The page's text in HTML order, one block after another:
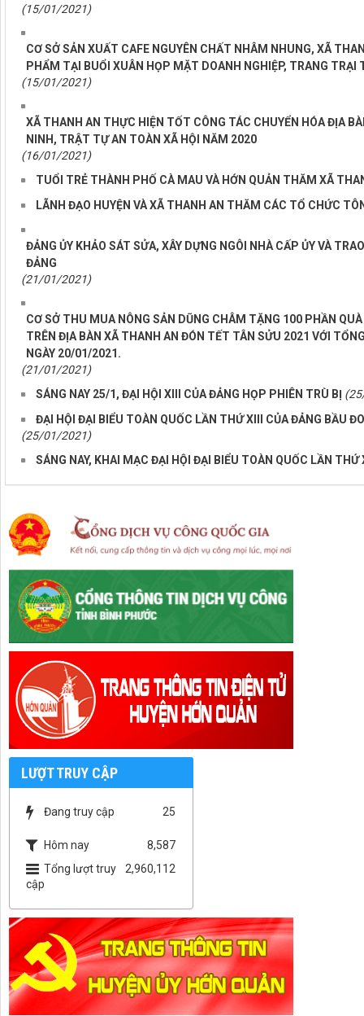
(15/01/2021)
CƠ SỞ SẢN XUẤT CAFE NGUYÊN CHẤT NHÂM NHUNG, XÃ
PHẨM TẠI BUỔI XUÂN HỌP MẶT DOANH NGHIỆP, TRANG TRẠI
(15/01/2021)
XÃ THANH AN THỰC HIỆN TỐT CÔNG TÁC CHUYỂN HÓA ĐỊA
NINH, TRẬT TỰ AN TOÀN XÃ HỘI NĂM 2020
(16/01/2021)
TUỔI TRẺ THÀNH PHỐ CÀ MAU VÀ HỚN QUẢN THĂM XÃ
LÃNH ĐẠO HUYỆN VÀ XÃ THANH AN THĂM CÁC TỔ CHỨC
ĐẢNG ỦY KHẢO SÁT SỬA, XÂY DỰNG NGÔI NHÀ CẤP ỦY VÀ
ĐẢNG
(21/01/2021)
CƠ SỞ THU MUA NÔNG SẢN DŨNG CHÂM TẶNG 100 PHẦN
TRÊN ĐỊA BÀN XÃ THANH AN ĐÓN TẾT TÂN SỬU 2021 VỚI
NGÀY 20/01/2021.
(21/01/2021)
SÁNG NAY 25/1, ĐẠI HỘI XIII CỦA ĐẢNG HỌP PHIÊN TRÙ BỊ
ĐẠI HỘI ĐẠI BIỂU TOÀN QUỐC LẦN THỨ XIII CỦA ĐẢNG BẦU
(25/01/2021)
SÁNG NAY, KHAI MẠC ĐẠI HỘI ĐẠI BIỂU TOÀN QUỐC LẦN THỨ
LƯỢT TRUY CẬP
Đang truy cập 25
Hôm nay
8,587
Tổng lượt truy
cập
2,960,112